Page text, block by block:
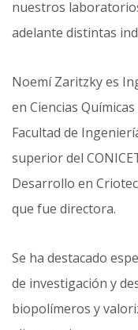
nuestros
adelante distintas
Noemí Zaritzky es
en Ciencias
Facultad de
superior del
Desarrollo en
que fue directora.
Se ha destacado
de investigación y
biopolímeros y